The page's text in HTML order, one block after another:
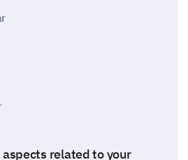
related to your